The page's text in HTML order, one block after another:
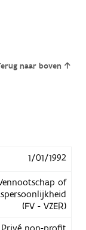
naar boven
1/01/1992
of
(FV - VZER)